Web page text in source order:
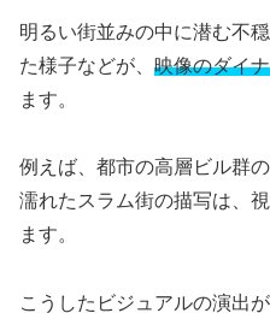
明るい街並みの中に潜む不
た様子などが、 映像のダイ
ます。
例えば、都市の高層ビル群
濡れたスラム街の描写は、
ます。
こうしたビジュアルの演出